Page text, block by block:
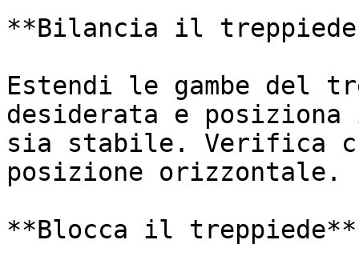
**Bilancia il
Estendi le gambe del
desiderata e
sia stabile. Verifica
posizione orizzontale.
**Blocca il treppiede**